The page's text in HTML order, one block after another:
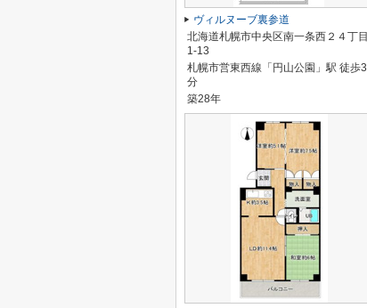
ヴィルヌーブ裏参道
北海道札幌市中央区南一条西２４丁目
1-13
札幌市営東西線「円山公園」駅 徒歩3
分
築28年